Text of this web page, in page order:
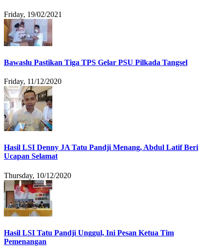
Friday, 19/02/2021
Bawaslu Pastikan Tiga TPS Gelar PSU Pilkada Tangsel
Friday, 11/12/2020
Hasil LSI Denny JA Tatu Pandji Menang, Abdul Latif Beri
Ucapan Selamat
Thursday, 10/12/2020
Hasil LSI Tatu Pandji Unggul, Ini Pesan Ketua Tim
Pemenangan